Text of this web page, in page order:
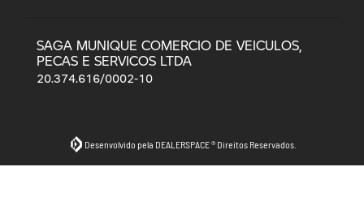
SAGA MUNIQUE COMERCIO DE VEICULOS,
PECAS E SERVICOS LTDA
20.374.616/0002-10
Desenvolvido pela DEALERSPACE ® Direitos Reservados.